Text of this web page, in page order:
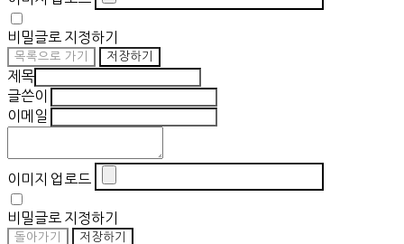
비밀글로 지정하기
목록으로 가기 저장하기
제목
글쓴이
이메일
이미지 업로드
비밀글로 지정하기
돌아가기 저장하기